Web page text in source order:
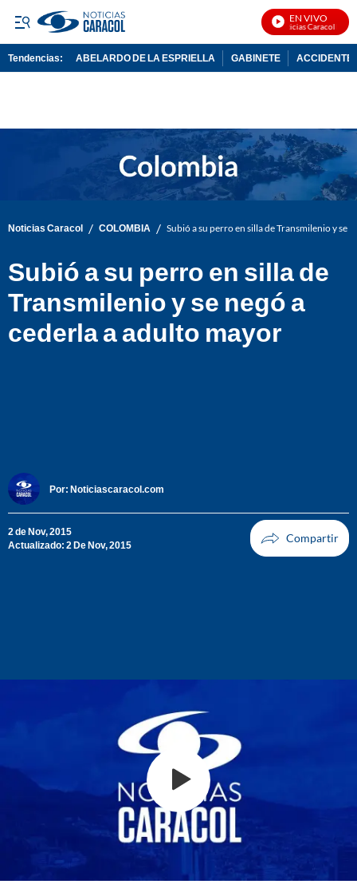
EN VIVO
Noticias Caracol En
Tendencias: ABELARDO DE LA ESPRIELLA GABINETE ACCIDENTE
Noticias Caracol / COLOMBIA / Subió a su perro en silla de Transmilenio y se
Subió a su perro en silla de
Transmilenio y se negó a
cederla a adulto mayor
Por: Noticiascaracol.com
2 de Nov, 2015
Actualizado: 2 De Nov, 2015